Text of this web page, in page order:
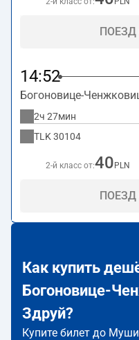
ПОЕЗД
14:52
Богоновице-
2ч 27мин
TLK 30104
2-й класс от:40 PLN
ПОЕЗД
Как купить
Богоновице-
Здруй?
Купите билет до